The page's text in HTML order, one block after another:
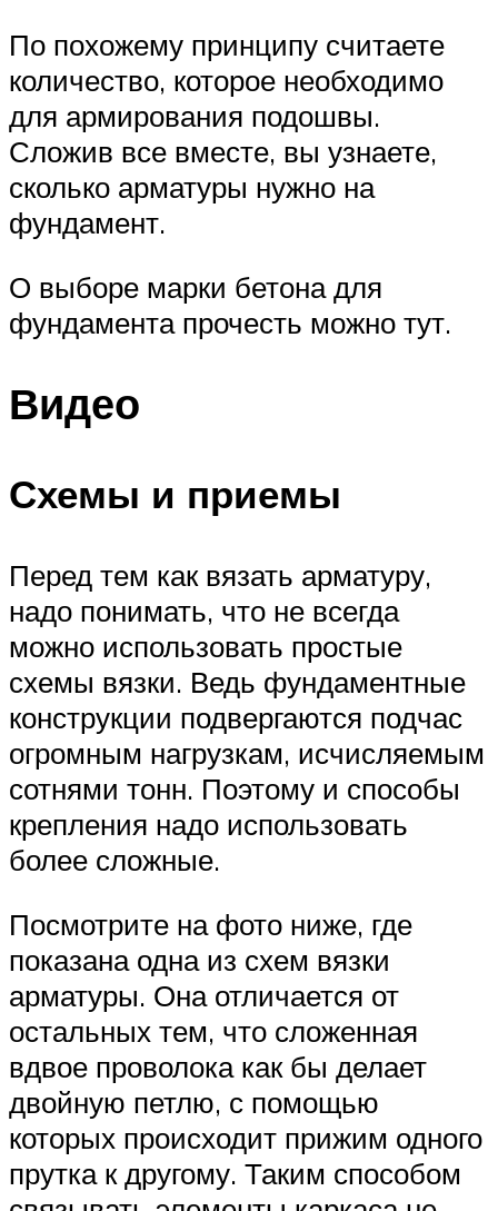
По похожему принципу считаете
количество, которое необходимо
для армирования подошвы.
Сложив все вместе, вы узнаете,
сколько арматуры нужно на
фундамент.
О выборе марки бетона для
фундамента прочесть можно тут.
Видео
Схемы и приемы
Перед тем как вязать арматуру,
надо понимать, что не всегда
можно использовать простые
схемы вязки. Ведь фундаментные
конструкции подвергаются подчас
огромным нагрузкам, исчисляемым
сотнями тонн. Поэтому и способы
крепления надо использовать
более сложные.
Посмотрите на фото ниже, где
показана одна из схем вязки
арматуры. Она отличается от
остальных тем, что сложенная
вдвое проволока как бы делает
двойную петлю, с помощью
которых происходит прижим одного
прутка к другому. Таким способом